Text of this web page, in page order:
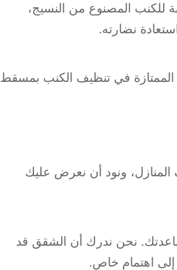
للكنب المصنوع من النسيج،
نضارته.
خدمتنا الممتازة في تنظيف الكنب بمسقط
ونود أن نعرض عليك
نحن ندرك أن الشقق قد
إلى اهتمام خاص.